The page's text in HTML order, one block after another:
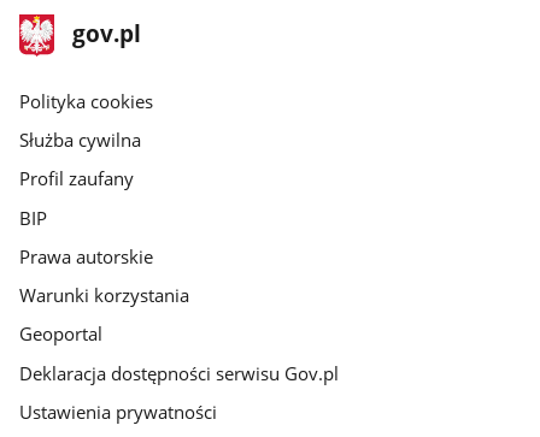
stopka
gov.pl
Strona
gov.pl
gov.pl
Polityka cookies
Służba cywilna
Profil zaufany
BIP
Prawa autorskie
Warunki korzystania
Geoportal
Deklaracja dostępności serwisu Gov.pl
Ustawienia prywatności